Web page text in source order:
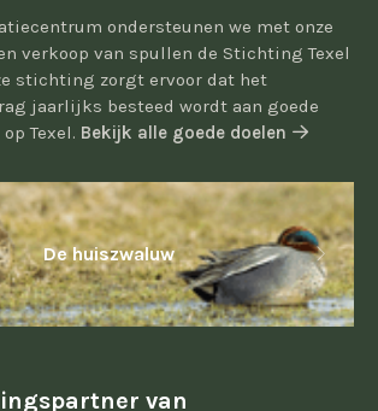
ondersteunen we met onze
verkoop van spullen de Stichting Texel
stichting zorgt ervoor dat het
jaarlijks besteed wordt aan goede
Texel. Bekijk alle goede doelen
De huiszwaluw
van